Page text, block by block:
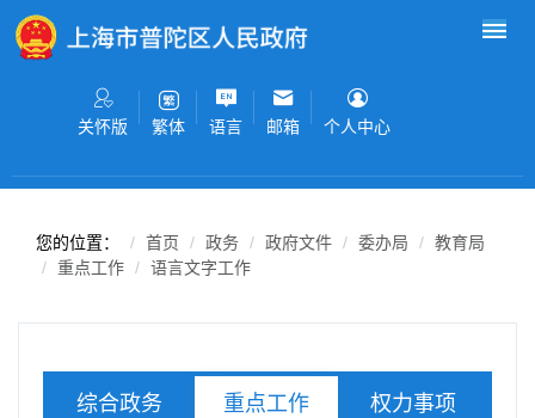
无障碍操作说明
关怀版 繁体 语言 邮箱 个人中心
您的位置： 首页 政务 政府文件 委办局
教育局
重点工作
语言文字工作
综合政务 重点工作 权力事项